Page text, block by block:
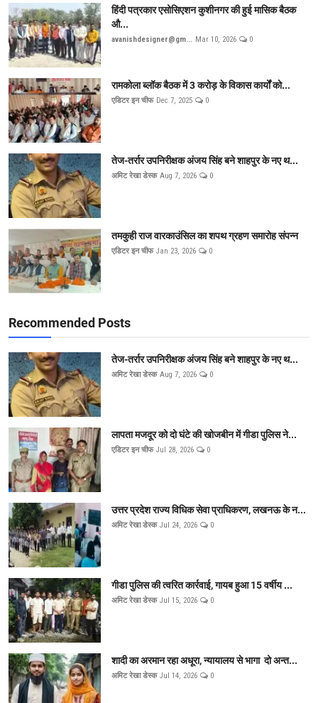
हिंदी पत्रकार एसोसिएशन कुशीनगर की हुई मासिक बैठक
औ...
avanishdesigner@gm... Mar 10, 2026 0
रामकोला ब्लॉक बैठक में 3 करोड़ के विकास कार्यों को...
एडिटर इन चीफ Dec 7, 2025 0
तेज-तर्रार उपनिरीक्षक अंजय सिंह बने शाहपुर के नए थ...
अमिट रेखा डेस्क Aug 7, 2026 0
तमकुही राज वारकाउंसिल का शपथ ग्रहण समारोह संपन्न
एडिटर इन चीफ Jan 23, 2026 0
Recommended Posts
तेज-तर्रार उपनिरीक्षक अंजय सिंह बने शाहपुर के नए थ...
अमिट रेखा डेस्क Aug 7, 2026 0
लापता मजदूर को दो घंटे की खोजबीन में गीडा पुलिस ने...
एडिटर इन चीफ Jul 28, 2026 0
उत्तर प्रदेश राज्य विधिक सेवा प्राधिकरण, लखनऊ के न...
अमिट रेखा डेस्क Jul 24, 2026 0
गीडा पुलिस की त्वरित कार्रवाई, गायब हुआ 15 वर्षीय ...
अमिट रेखा डेस्क Jul 15, 2026 0
शादी का अरमान रहा अधूरा, न्यायालय से भागा दो अन्त...
अमिट रेखा डेस्क Jul 14, 2026 0